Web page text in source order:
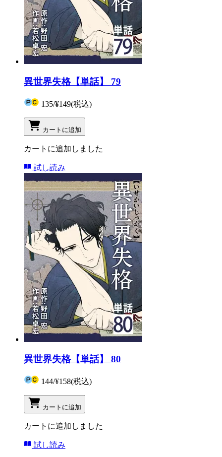
異世界失格【単話】 79
135/¥149(税込)
カートに追加
カートに追加しました
試し読み
異世界失格【単話】 80
144/¥158(税込)
カートに追加
カートに追加しました
試し読み